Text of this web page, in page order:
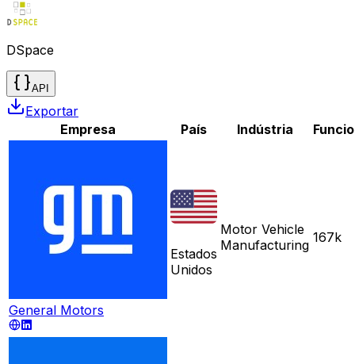
DSpace
API
Exportar
Empresa
País Indústria
General Motors
Estados
Unidos
Motor Vehicle
Manufacturing 167k